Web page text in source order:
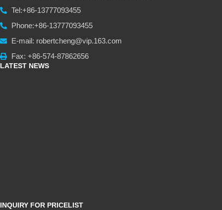
Tel:+86-13777093455
Phone:+86-13777093455
E-mail: robertcheng@vip.163.com
Fax: +86-574-87862656
LATEST NEWS
INQUIRY FOR PRICELIST